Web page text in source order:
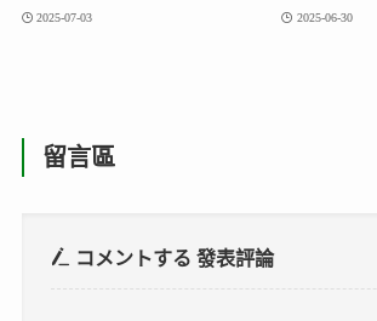
2025-07-03 2025-06-30
留言區
コメントする發表評論